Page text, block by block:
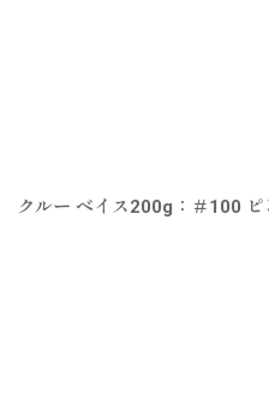
クルー ベイス200g：＃100 ピ